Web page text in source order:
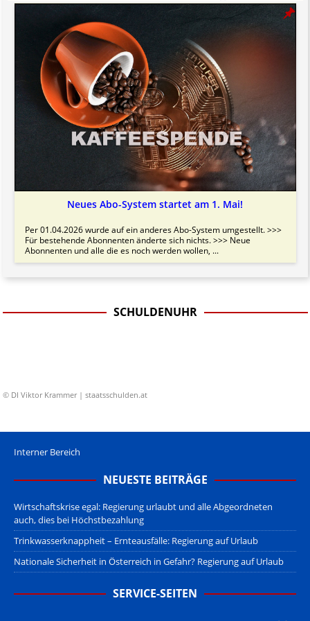
Neues Abo-System startet am 1. Mai!
Per 01.04.2026 wurde auf ein anderes Abo-System umgestellt. >>>
Für bestehende Abonnenten änderte sich nichts. >>> Neue
Abonnenten und alle die es noch werden wollen, ...
SCHULDENUHR
© DI Viktor Krammer | staatsschulden.at
Interner Bereich
NEUESTE BEITRÄGE
Wirtschaftskrise egal: Regierung urlaubt und alle Abgeordneten
auch, dies bei Höchstbezahlung
Trinkwasserknappheit – Ernteausfälle: Regierung auf Urlaub
Nationale Sicherheit in Österreich in Gefahr? Regierung auf Urlaub
SERVICE-SEITEN